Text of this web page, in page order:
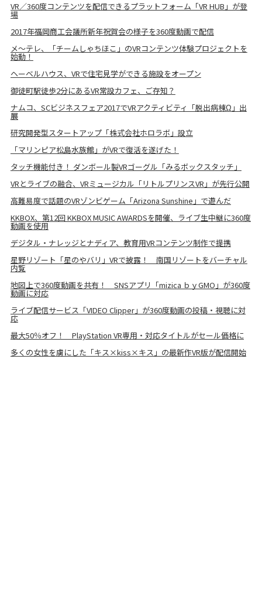
VR／360度コンテンツを配信できるプラットフォーム「VR HUB」が登
場
2017年福岡商工会議所新年祝賀会の様子を360度動画で配信
メ〜テレ、「チームしゃちほこ」のVRコンテンツ体験プロジェクトを
始動！
ヘーベルハウス、VRで住宅見学ができる施設をオープン
御徒町駅徒歩2分にあるVR常設カフェ、ご存知？
ナムコ、SCビジネスフェア2017でVRアクティビティ「脱出病棟Ω」出
展
研究開発型スタートアップ「株式会社ホロラボ」設立
「マリンピア松島水族館」がVRで復活を遂げた！
タッチ機能付き！ ダンボール製VRゴーグル「みるボックスタッチ」
VRとライブの融合、VRミュージカル「リトルプリンスVR」が先行公開
高難易度で話題のVRゾンビゲーム「Arizona Sunshine」で遊んだ
KKBOX、第12回 KKBOX MUSIC AWARDSを開催、ライブ生中継に360度
動画を使用
デジタル・ナレッジとナディア、教育用VRコンテンツ制作で提携
星野リゾート「星のやバリ」VRで披露！ 南国リゾートをバーチャル
内覧
地図上で360度動画を共有！ SNSアプリ「mizica ｂｙGMO」が360度
動画に対応
ライブ配信サービス「VIDEO Clipper」が360度動画の投稿・視聴に対
応
最大50％オフ！ PlayStation VR専用・対応タイトルがセール価格に
多くの女性を虜にした「キス×kiss×キス」の最新作VR版が配信開始